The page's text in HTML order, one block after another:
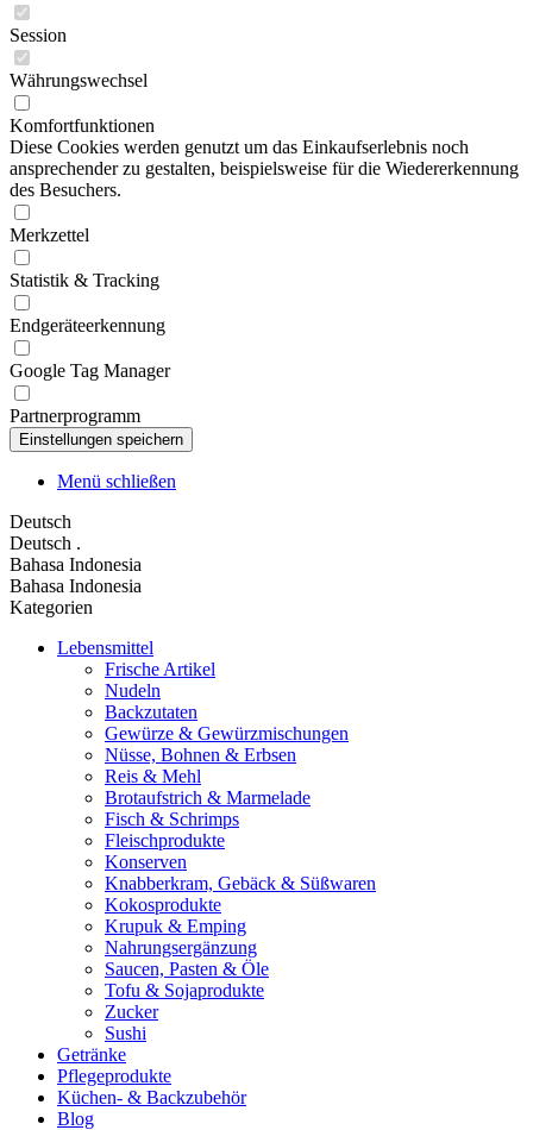
Session
Währungswechsel
Komfortfunktionen
Diese Cookies werden genutzt um das Einkaufserlebnis noch
ansprechender zu gestalten, beispielsweise für die Wiedererkennung
des Besuchers.
Merkzettel
Statistik & Tracking
Endgeräteerkennung
Google Tag Manager
Partnerprogramm
Menü schließen
Deutsch
Deutsch .
Bahasa Indonesia
Bahasa Indonesia
Kategorien
Lebensmittel
Frische Artikel
Nudeln
Backzutaten
Gewürze & Gewürzmischungen
Nüsse, Bohnen & Erbsen
Reis & Mehl
Brotaufstrich & Marmelade
Fisch & Schrimps
Fleischprodukte
Konserven
Knabberkram, Gebäck & Süßwaren
Kokosprodukte
Krupuk & Emping
Nahrungsergänzung
Saucen, Pasten & Öle
Tofu & Sojaprodukte
Zucker
Sushi
Getränke
Pflegeprodukte
Küchen- & Backzubehör
Blog